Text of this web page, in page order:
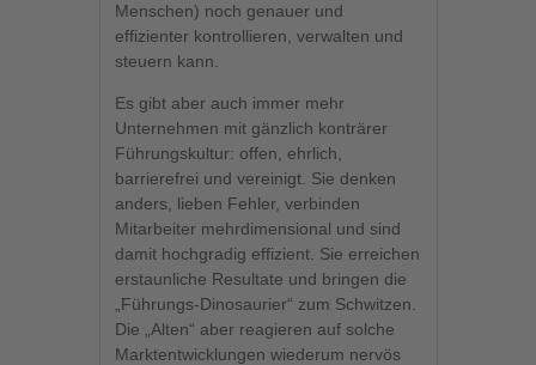
Menschen) noch genauer und
effizienter kontrollieren, verwalten und
steuern kann.
Es gibt aber auch immer mehr
Unternehmen mit gänzlich konträrer
Führungskultur: offen, ehrlich,
barrierefrei und vereinigt. Sie denken
anders, lieben Fehler, verbinden
Mitarbeiter mehrdimensional und sind
damit hochgradig effizient. Sie erreichen
erstaunliche Resultate und bringen die
„Führungs-Dinosaurier“ zum Schwitzen.
Die „Alten“ aber reagieren auf solche
Marktentwicklungen wiederum nervös